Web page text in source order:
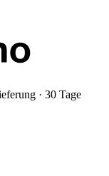
· 30 Tage